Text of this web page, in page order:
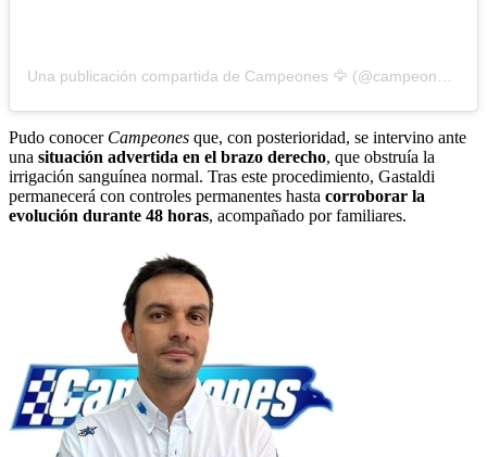
Pudo conocer Campeones que, con posterioridad, se intervino ante
una situación advertida en el brazo derecho, que obstruía la
irrigación sanguínea normal. Tras este procedimiento, Gastaldi
permanecerá con controles permanentes hasta corroborar la
evolución durante 48 horas, acompañado por familiares.